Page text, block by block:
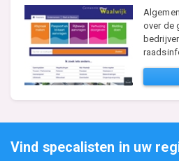
over de
Vind specalisten in uw